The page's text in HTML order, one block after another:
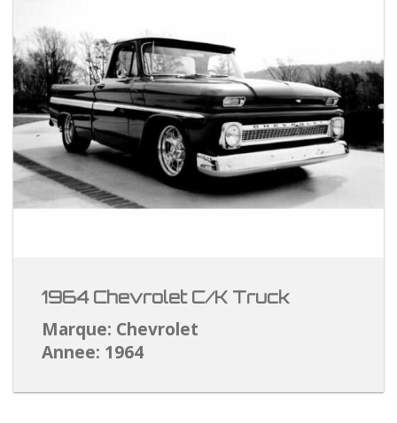
1964 Chevrolet C/K Truck
Marque: Chevrolet
Annee: 1964